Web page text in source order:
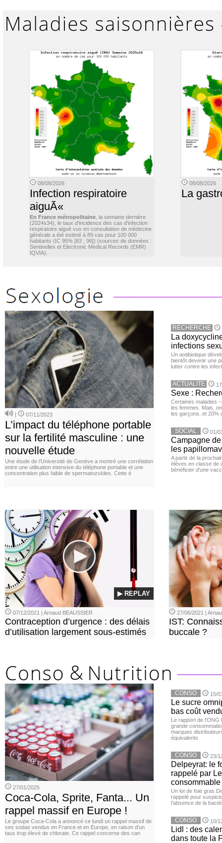
08/08/2026
Infection respiratoire
aiguÃ«
En France métropolitaine , la semaine dernière
(2024s34), le taux d’incidence des cas d’infection
respiratoire aiguë vus en consultation de médecine
générale a été estimé à 89 cas pour 100 000
habitants (IC 95% [83 ; 96]) (sources de données :
Sentinelles et Electronic Medical Records (EMR)
IQVIA).
08/08/2026
La
| 07/11/2023
L’impact du téléphone portable
sur la fertilité masculine : une
nouvelle étude
Une étude de l’Université de Genève a montré une corrélation
entre une utilisation intensive du téléphone portable et une
concentration plus faible de spermatozoïdes. Cette é
RECHERCHE
La
infections
Un antibiotique
bientôt devenir une
lutter contre les
ACTUALITE
Sexe :
Certaines maladies
les femmes. Mais,
les garçons, et 20%
SOCIAL 01/
Campagne
les
A partir de la
élèves en classe de
bénéficier d'une
▶ REPLAY
07/12/2021 | Arnaud BEAUSSIER
Contraception d’urgence : des délais
d’utilisation largement sous-estimés
27/06/2021 |
IST:
buccale ?
27/01/2025
Coca-Cola, Sprite, Fanta... Un
rappel massif en Europe !
Le groupe Coca-Cola a annoncé ce lundi un rappel massif de
ses sodas vendus en France et en Europe, en raison d'un
taux trop élevé de chlorate. Ce rappel concerne des can
CONSO 15/
Le sucre
bas coût
Le rapport de l'ONG
grande
marques
équivalents
CONSO 23/
Delpeyrat: le
rappelé par
consommable
Un lot de foie gras
rappelé pour
l'absence de la
CONSO 10/
Lidl : des
dans toute la